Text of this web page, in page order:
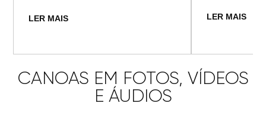
LER MAIS LER MAIS
CANOAS EM FOTOS, VÍDEOS
E ÁUDIOS